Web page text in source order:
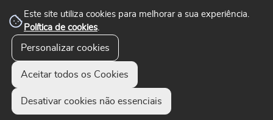
Este site utiliza cookies para melhorar a sua experiência.
Política de cookies.
Personalizar cookies
Aceitar todos os Cookies
Desativar cookies não essenciais
Guimarães Visível